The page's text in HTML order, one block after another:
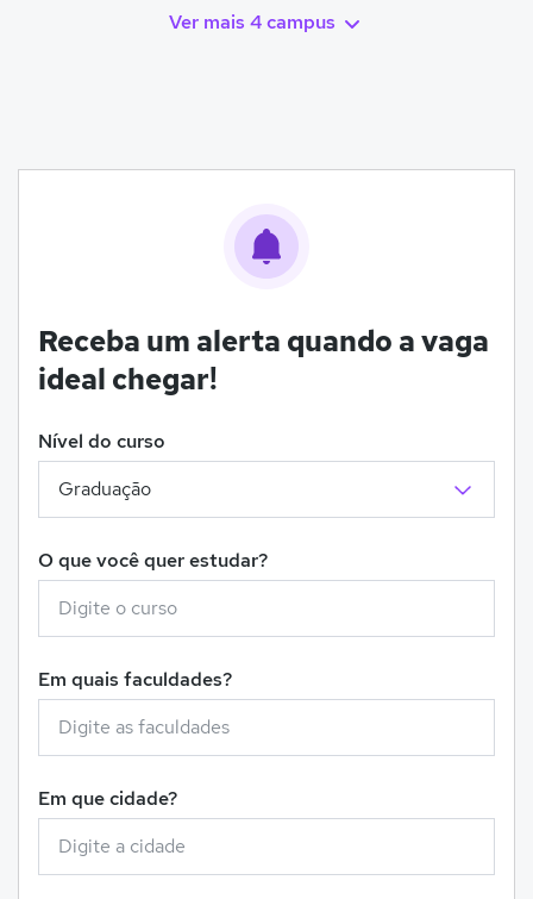
Ver mais 4 campus
Receba um alerta quando a vaga
ideal chegar!
Nível do curso
O que você quer estudar?
Em quais faculdades?
Em que cidade?